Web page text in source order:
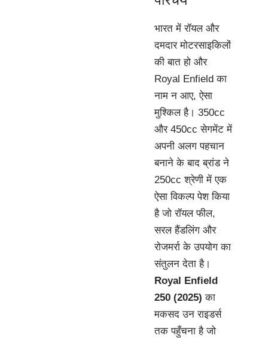
भारत में रॉयल और
दमदार मोटरसाइकिलों
की बात हो और
Royal Enfield का
नाम न आए, ऐसा
मुश्किल है। 350cc
और 450cc सेगमेंट में
अपनी अलग पहचान
बनाने के बाद ब्रांड ने
250cc श्रेणी में एक
ऐसा विकल्प पेश किया
है जो रॉयल फील,
सरल हैंडलिंग और
रोजमर्रा के उपयोग का
संतुलन देता है।
Royal Enfield
250 (2025) का
मकसद उन राइडर्स
तक पहुँचना है जो